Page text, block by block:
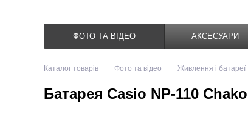
ФОТО ТА ВІДЕО АКСЕСУАРИ
Каталог товарів Фото та відео Живлення і батареї
Батарея Casio NP-110 Chako